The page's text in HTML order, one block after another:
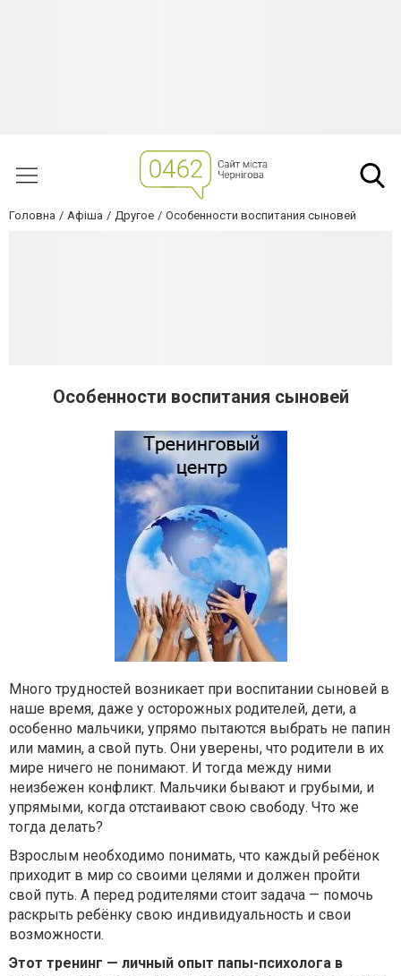
Головна Афіша Другое Особенности воспитания сыновей
Особенности воспитания сыновей
Много трудностей возникает при воспитании сыновей в
наше время, даже у осторожных родителей, дети, а
особенно мальчики, упрямо пытаются выбрать не папин
или мамин, а свой путь. Они уверены, что родители в их
мире ничего не понимают. И тогда между ними
неизбежен конфликт. Мальчики бывают и грубыми, и
упрямыми, когда отстаивают свою свободу. Что же
тогда делать?
Взрослым необходимо понимать, что каждый ребёнок
приходит в мир со своими целями и должен пройти
свой путь. А перед родителями стоит задача — помочь
раскрыть ребёнку свою индивидуальность и свои
возможности.
Этот тренинг — личный опыт папы-психолога в